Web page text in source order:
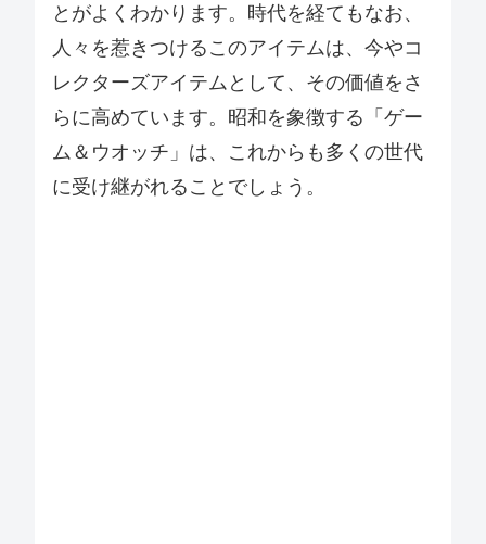
とがよくわかります。時代を経てもなお、
人々を惹きつけるこのアイテムは、今やコ
レクターズアイテムとして、その価値をさ
らに高めています。昭和を象徴する「ゲー
ム＆ウオッチ」は、これからも多くの世代
に受け継がれることでしょう。